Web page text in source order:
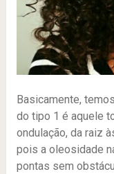
Basicamente,
do tipo 1 é aquele
ondulação, da raiz
pois a oleosidade
pontas sem